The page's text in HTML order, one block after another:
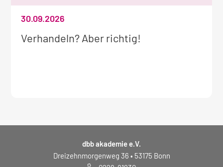
Weitere
Verhandeln? Aber richtig!
30.09.2026
dbb akademie e.V.
Dreizehnmorgenweg 36 • 53175 Bonn